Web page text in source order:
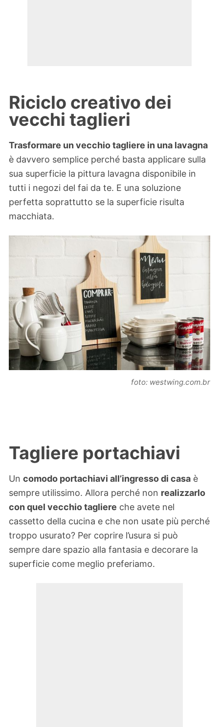
Riciclo creativo dei
vecchi taglieri
Trasformare un vecchio tagliere in una lavagna
è davvero semplice perché basta applicare sulla
sua superficie la pittura lavagna disponibile in
tutti i negozi del fai da te. E una soluzione
perfetta soprattutto se la superficie risulta
macchiata.
foto: westwing.com.br
Tagliere portachiavi
Un comodo portachiavi all’ingresso di casa è
sempre utilissimo. Allora perché non realizzarlo
con quel vecchio tagliere che avete nel
cassetto della cucina e che non usate più perché
troppo usurato? Per coprire l’usura si può
sempre dare spazio alla fantasia e decorare la
superficie come meglio preferiamo.